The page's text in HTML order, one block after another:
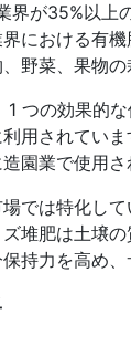
界が35%以上
における有
野菜、果物の
1 つの効果的
用されてい
園業で使用
では特化し
堆肥は土壌
持力を高め